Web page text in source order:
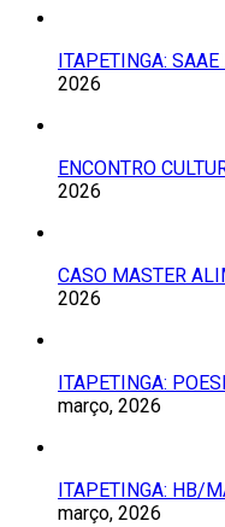
ITAPETINGA:
2026
ENCONTRO
2026
CASO MASTER
2026
ITAPETINGA:
março, 2026
ITAPETINGA: HB/
março, 2026